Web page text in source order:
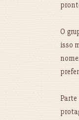
O
isso